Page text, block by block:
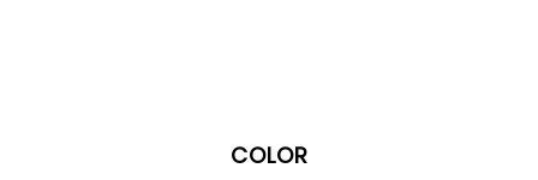
COLOR